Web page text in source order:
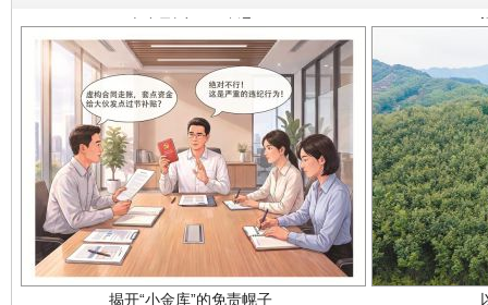
揭开“小金库”的免责幌子